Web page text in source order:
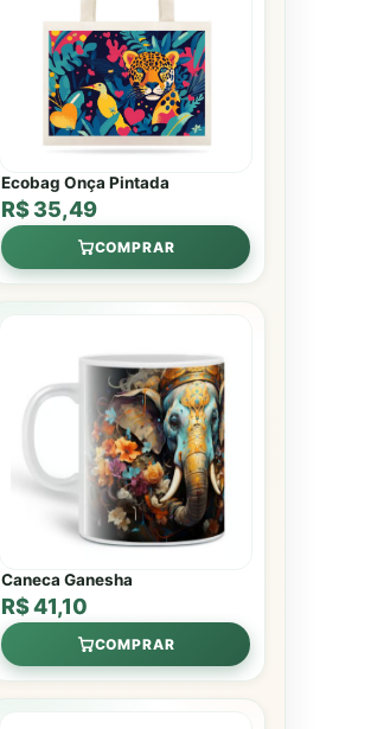
Ecobag Onça Pintada
R$ 35,49
COMPRAR
Caneca Ganesha
R$ 41,10
COMPRAR